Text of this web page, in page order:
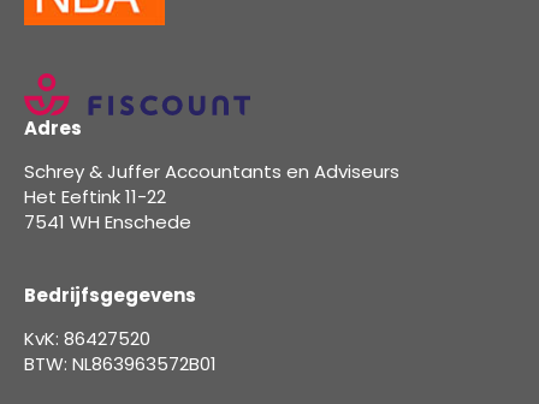
Adres
Schrey & Juffer Accountants en Adviseurs
Het Eeftink 11-22
7541 WH Enschede
Bedrijfsgegevens
KvK: 86427520
BTW: NL863963572B01